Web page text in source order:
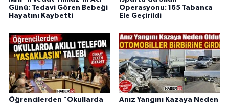
Günü: Tedavi Gören Bebeği
Hayatını Kaybetti
Operasyonu: 165 Tabanca
Ele Geçirildi
Öğrencilerden "Okullarda
Anız Yangını Kazaya Neden